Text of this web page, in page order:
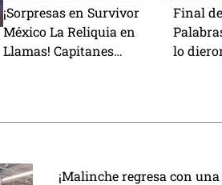
¡Sorpresas en Survivor
México La Reliquia en
Llamas! Capitanes
Final
lo
¡Malinche regresa con